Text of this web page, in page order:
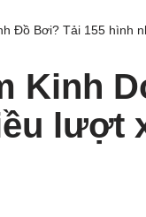
Đồ Bơi? Tải 155 hình
Kinh
lượt